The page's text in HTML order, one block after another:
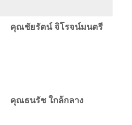
คุณชัยรัตน์ จิโรจน์มนตรี
คุณธนรัช ใกล้กลาง